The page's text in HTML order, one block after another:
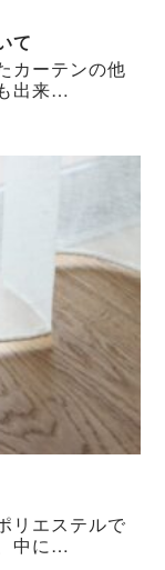
て
カーテンの他
出来…
リエステルで
中に…